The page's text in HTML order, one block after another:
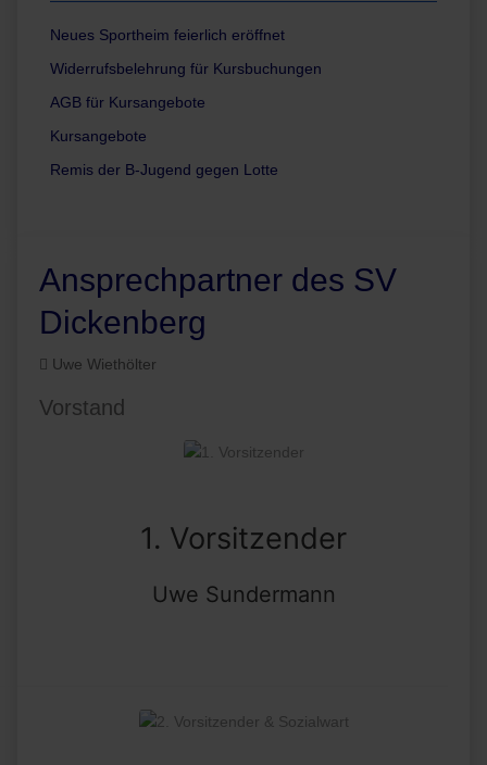
Neues Sportheim feierlich eröffnet
Widerrufsbelehrung für Kursbuchungen
AGB für Kursangebote
Kursangebote
Remis der B-Jugend gegen Lotte
Ansprechpartner des SV
Dickenberg
Uwe Wiethölter
Vorstand
1. Vorsitzender
Uwe Sundermann